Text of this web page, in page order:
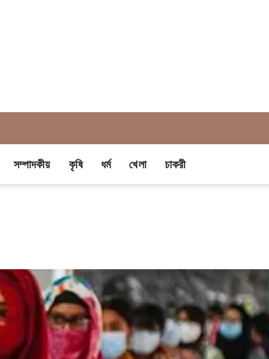
সম্পাদকীয় কৃষি ধর্ম খেলা চাকরী